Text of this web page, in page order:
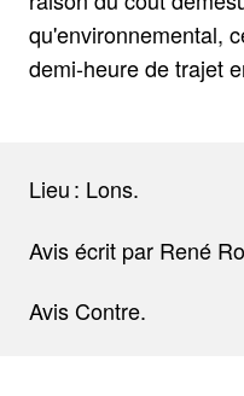
qu'environnemental,
demi-heure de trajet
Lieu : Lons.
Avis écrit par René
Avis Contre.